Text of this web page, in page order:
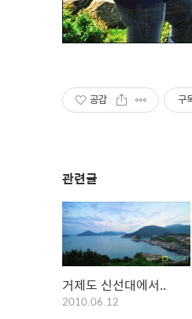
공감 구
관련글
거제도 신선대에서..
2010.06.12